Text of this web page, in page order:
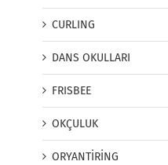
CURLING
DANS OKULLARI
FRISBEE
OKÇULUK
ORYANTİRİNG